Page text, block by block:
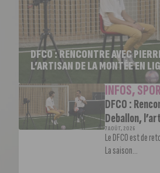
DFCO : RENCONTRE AVEC
L’ARTISAN DE LA MONTÉE EN
INFOS,
DFCO :
Deballon,
7 AOÛT, 2026
Le DFCO est de
La saison...